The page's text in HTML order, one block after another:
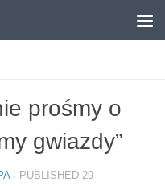
prośmy o
gwiazdy”
· PUBLISHED 29